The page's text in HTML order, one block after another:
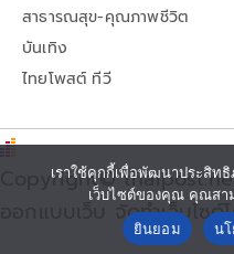
สาธารณสุข-คุณภาพชีวิต
บันเทิง
ไทยโพสต์ ทีวี
Copyright©
ออกแบบเว็บ จัดทำเว็บไซ
เราใช้คุกกี้เพื่อพัฒนาประสิท
เว็บไซต์ของคุณ คุณสา
ยินยอม
น